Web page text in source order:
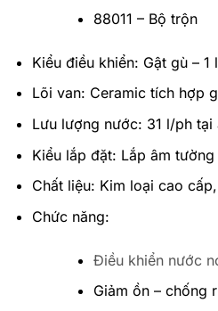
88011 – Bộ trộn
Kiểu điều khiển: Gật gù – 1
Lõi van: Ceramic tích hợp
Lưu lượng nước: 31 l/ph
Kiểu lắp đặt: Lắp âm tường
Chất liệu: Kim loại cao
Chức năng:
Điều khiển nước
Giảm ồn – chống